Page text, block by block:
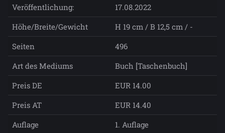
Veröffentlichung:
17.08.2022
Höhe/Breite/Gewicht
H 19 cm / B 12,5 cm / -
Seiten
496
Art des Mediums
Buch [Taschenbuch]
Preis DE
EUR 14.00
Preis AT
EUR 14.40
Auflage
1. Auflage